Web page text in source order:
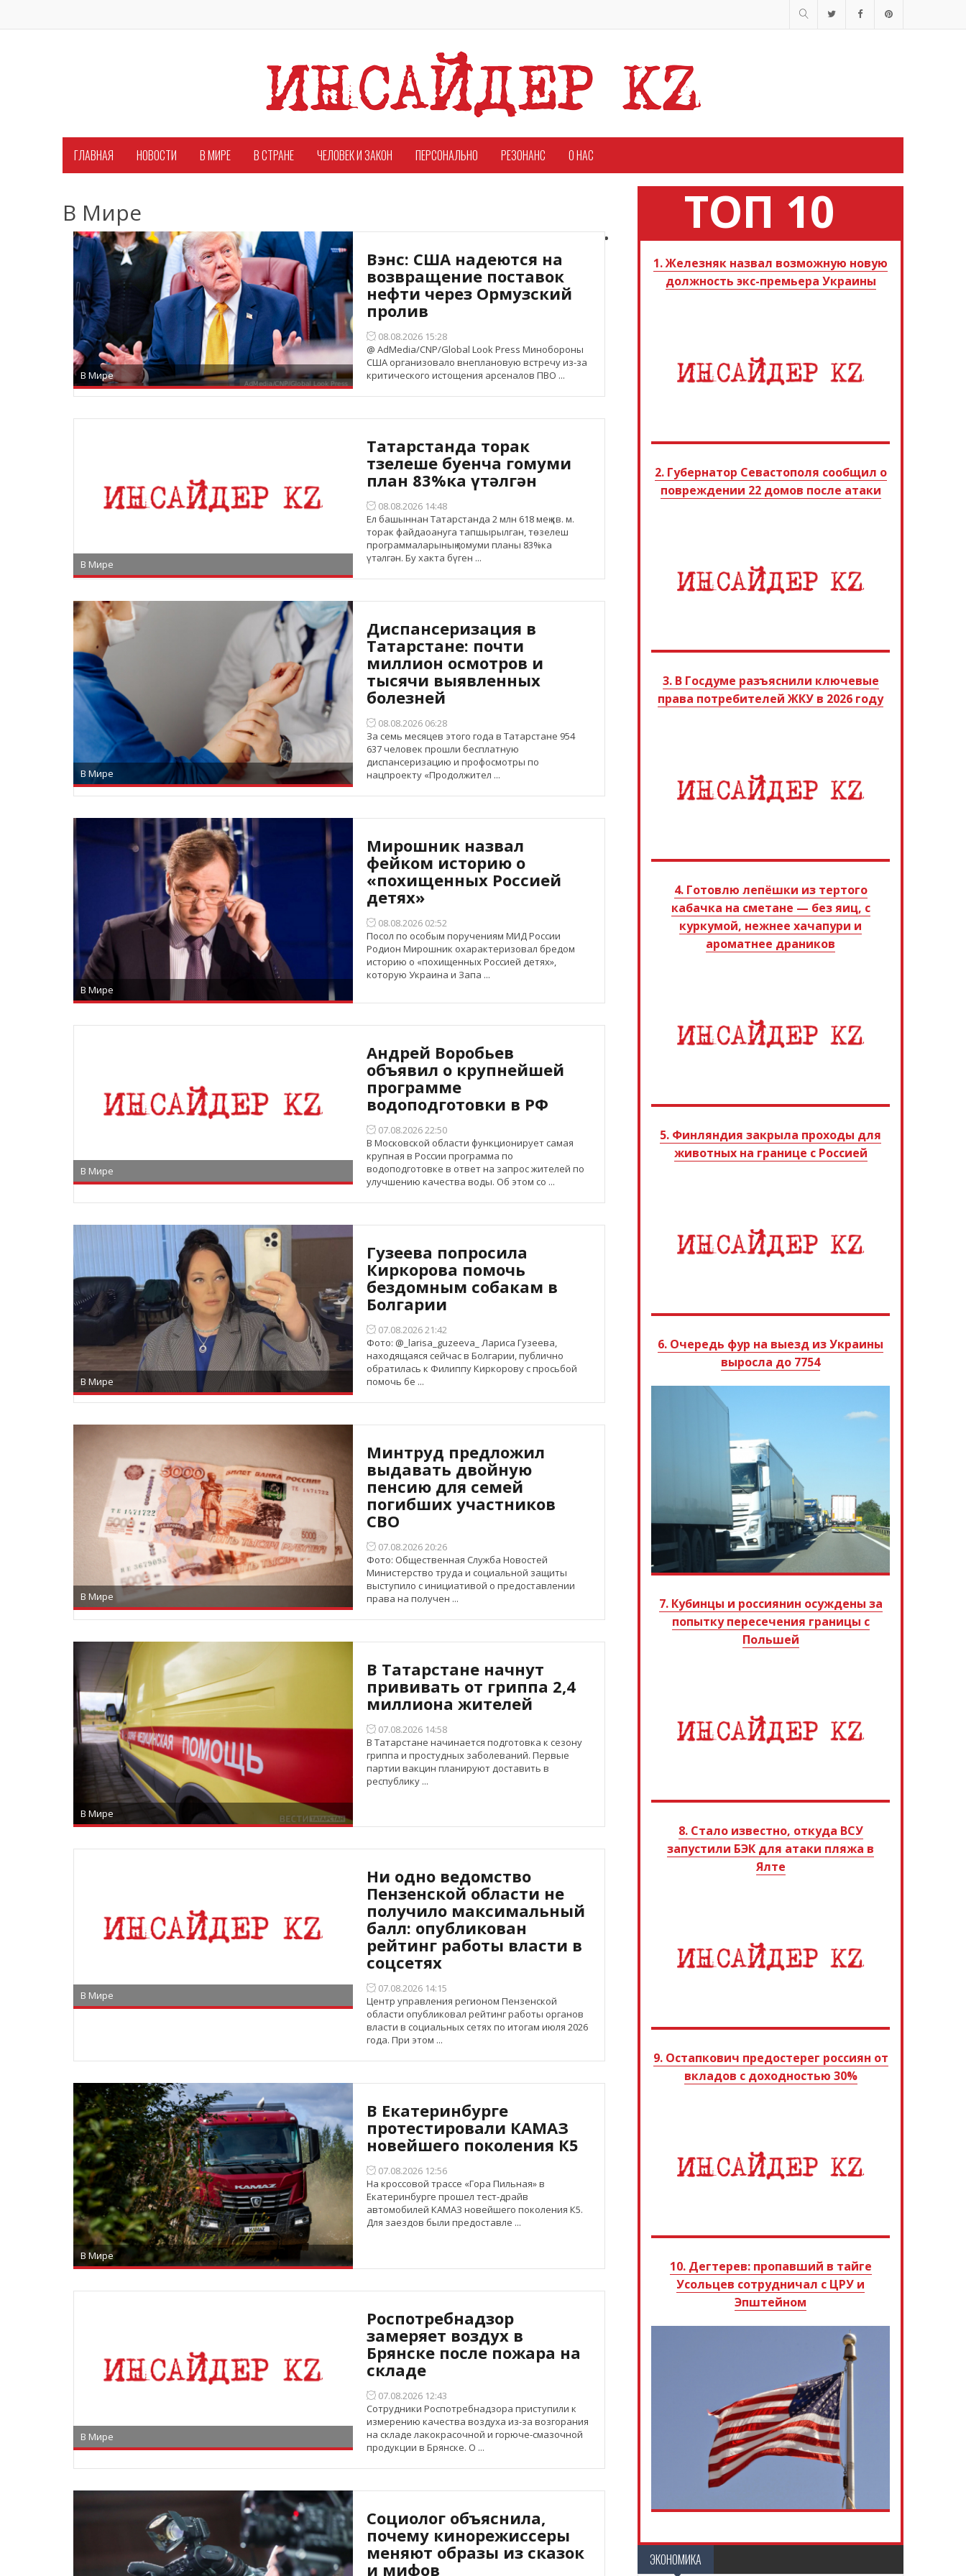
ГЛАВНАЯ НОВОСТИ В МИРЕ В СТРАНЕ ЧЕЛОВЕК И ЗАКОН ПЕРСОНАЛЬНО РЕЗОНАНС О НАС
В Мире
В Мире
Вэнс: США надеются на
возвращение поставок
нефти через Ормузский
пролив
08.08.2026 15:28
@ AdMedia/CNP/Global Look Press Минобороны
США организовало внеплановую встречу из-за
критического истощения арсеналов ПВО ...
В Мире
Татарстанда торак
төзелеше буенча гомуми
план 83%ка үтәлгән
08.08.2026 14:48
Ел башыннан Татарстанда 2 млн 618 мең кв. м.
торак файдаоануга тапшырылган, төзелеш
программаларының гомуми планы 83%ка
үтәлгән. Бу хакта бүген ...
В Мире
Диспансеризация в
Татарстане: почти
миллион осмотров и
тысячи выявленных
болезней
08.08.2026 06:28
За семь месяцев этого года в Татарстане 954
637 человек прошли бесплатную
диспансеризацию и профосмотры по
нацпроекту «Продолжител ...
В Мире
Мирошник назвал
фейком историю о
«похищенных Россией
детях»
08.08.2026 02:52
Посол по особым поручениям МИД России
Родион Мирошник охарактеризовал бредом
историю о «похищенных Россией детях»,
которую Украина и Запа ...
В Мире
Андрей Воробьев
объявил о крупнейшей
программе
водоподготовки в РФ
07.08.2026 22:50
В Московской области функционирует самая
крупная в России программа по
водоподготовке в ответ на запрос жителей по
улучшению качества воды. Об этом со ...
В Мире
Гузеева попросила
Киркорова помочь
бездомным собакам в
Болгарии
07.08.2026 21:42
Фото: @_larisa_guzeeva_ Лариса Гузеева,
находящаяся сейчас в Болгарии, публично
обратилась к Филиппу Киркорову с просьбой
помочь бе ...
В Мире
Минтруд предложил
выдавать двойную
пенсию для семей
погибших участников
СВО
07.08.2026 20:26
Фото: Общественная Служба Новостей
Министерство труда и социальной защиты
выступило с инициативой о предоставлении
права на получен ...
В Мире
В Татарстане начнут
прививать от гриппа 2,4
миллиона жителей
07.08.2026 14:58
В Татарстане начинается подготовка к сезону
гриппа и простудных заболеваний. Первые
партии вакцин планируют доставить в
республику ...
В Мире
Ни одно ведомство
Пензенской области не
получило максимальный
балл: опубликован
рейтинг работы власти в
соцсетях
07.08.2026 14:15
Центр управления регионом Пензенской
области опубликовал рейтинг работы органов
власти в социальных сетях по итогам июля 2026
года. При этом ...
В Мире
В Екатеринбурге
протестировали КАМАЗ
новейшего поколения К5
07.08.2026 12:56
На кроссовой трассе «Гора Пильная» в
Екатеринбурге прошел тест-драйв
автомобилей КАМАЗ новейшего поколения К5.
Для заездов были предоставле ...
В Мире
Роспотребнадзор
замеряет воздух в
Брянске после пожара на
складе
07.08.2026 12:43
Сотрудники Роспотребнадзора приступили к
измерению качества воздуха из-за возгорания
на складе лакокрасочной и горюче-смазочной
продукции в Брянске. О ...
Социолог объяснила,
почему кинорежиссеры
меняют образы из сказок
и мифов
ТОП 10
1. Железняк назвал возможную новую
должность экс-премьера Украины
2. Губернатор Севастополя сообщил о
повреждении 22 домов после атаки
3. В Госдуме разъяснили ключевые
права потребителей ЖКУ в 2026 году
4. Готовлю лепёшки из тертого
кабачка на сметане — без яиц, с
куркумой, нежнее хачапури и
ароматнее драников
5. Финляндия закрыла проходы для
животных на границе с Россией
6. Очередь фур на выезд из Украины
выросла до 7754
7. Кубинцы и россиянин осуждены за
попытку пересечения границы с
Польшей
8. Стало известно, откуда ВСУ
запустили БЭК для атаки пляжа в
Ялте
9. Остапкович предостерег россиян от
вкладов с доходностью 30%
10. Дегтерев: пропавший в тайге
Усольцев сотрудничал с ЦРУ и
Эпштейном
ЭКОНОМИКА